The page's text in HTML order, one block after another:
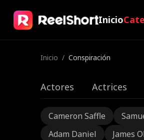
Inicio
Inicio / Conspiración
Actores Actrices
Cameron Saffle
Adam Daniel
James